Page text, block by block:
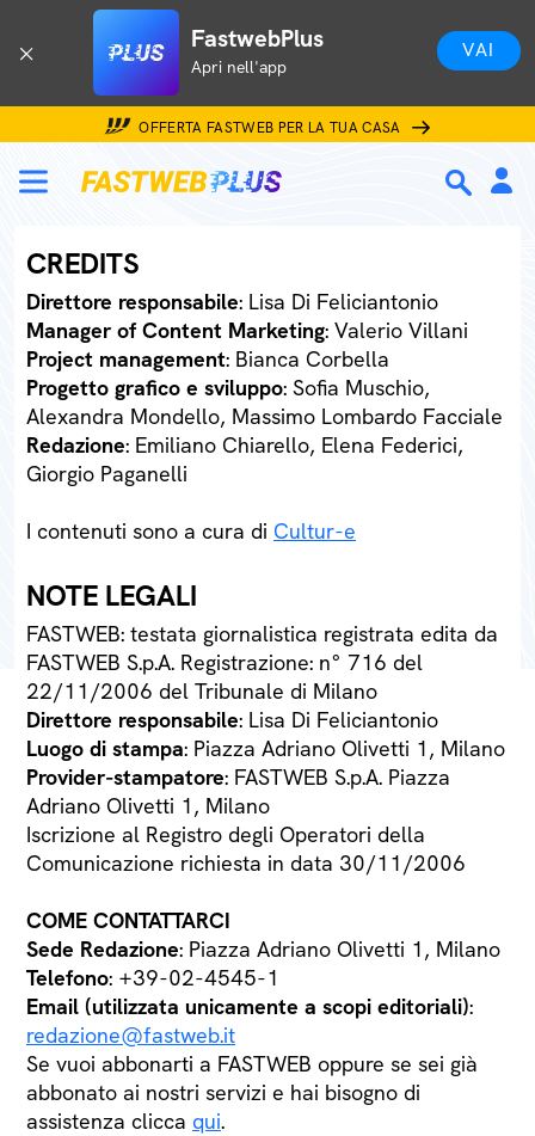
FastwebPlus
Apri nell'app
VAI
OFFERTA FASTWEB PER LA TUA CASA
CREDITS
Direttore responsabile: Lisa Di Feliciantonio
Manager of Content Marketing: Valerio Villani
Project management: Bianca Corbella
Progetto grafico e sviluppo: Sofia Muschio,
Alexandra Mondello, Massimo Lombardo Facciale
Redazione: Emiliano Chiarello, Elena Federici,
Giorgio Paganelli
I contenuti sono a cura di Cultur-e
NOTE LEGALI
FASTWEB: testata giornalistica registrata edita da
FASTWEB S.p.A. Registrazione: n° 716 del
22/11/2006 del Tribunale di Milano
Direttore responsabile: Lisa Di Feliciantonio
Luogo di stampa: Piazza Adriano Olivetti 1, Milano
Provider-stampatore: FASTWEB S.p.A. Piazza
Adriano Olivetti 1, Milano
Iscrizione al Registro degli Operatori della
Comunicazione richiesta in data 30/11/2006
COME CONTATTARCI
Sede Redazione: Piazza Adriano Olivetti 1, Milano
Telefono: +39-02-4545-1
Email (utilizzata unicamente a scopi editoriali):
redazione@fastweb.it
Se vuoi abbonarti a FASTWEB oppure se sei già
abbonato ai nostri servizi e hai bisogno di
assistenza clicca qui.